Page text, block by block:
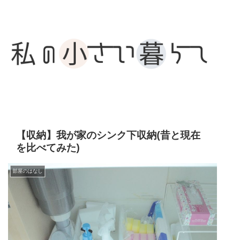
【収納】我が家のシンク下収納(昔と現在
を比べてみた)
部屋のはなし